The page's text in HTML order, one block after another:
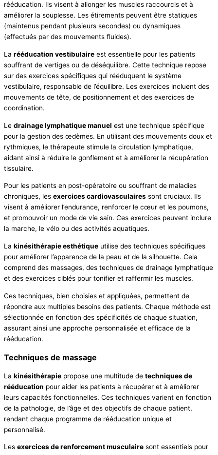
rééducation. Ils visent à allonger les muscles raccourcis et à
améliorer la souplesse. Les étirements peuvent être statiques
(maintenus pendant plusieurs secondes) ou dynamiques
(effectués par des mouvements fluides).
La rééducation vestibulaire est essentielle pour les patients
souffrant de vertiges ou de déséquilibre. Cette technique repose
sur des exercices spécifiques qui rééduquent le système
vestibulaire, responsable de l’équilibre. Les exercices incluent des
mouvements de tête, de positionnement et des exercices de
coordination.
Le drainage lymphatique manuel est une technique spécifique
pour la gestion des œdèmes. En utilisant des mouvements doux et
rythmiques, le thérapeute stimule la circulation lymphatique,
aidant ainsi à réduire le gonflement et à améliorer la récupération
tissulaire.
Pour les patients en post-opératoire ou souffrant de maladies
chroniques, les exercices cardiovasculaires sont cruciaux. Ils
visent à améliorer l’endurance, renforcer le cœur et les poumons,
et promouvoir un mode de vie sain. Ces exercices peuvent inclure
la marche, le vélo ou des activités aquatiques.
La kinésithérapie esthétique utilise des techniques spécifiques
pour améliorer l’apparence de la peau et de la silhouette. Cela
comprend des massages, des techniques de drainage lymphatique
et des exercices ciblés pour tonifier et raffermir les muscles.
Ces techniques, bien choisies et appliquées, permettent de
répondre aux multiples besoins des patients. Chaque méthode est
sélectionnée en fonction des spécificités de chaque situation,
assurant ainsi une approche personnalisée et efficace de la
rééducation.
Techniques de massage
La kinésithérapie propose une multitude de techniques de
rééducation pour aider les patients à récupérer et à améliorer
leurs capacités fonctionnelles. Ces techniques varient en fonction
de la pathologie, de l’âge et des objectifs de chaque patient,
rendant chaque programme de rééducation unique et
personnalisé.
Les exercices de renforcement musculaire sont essentiels pour